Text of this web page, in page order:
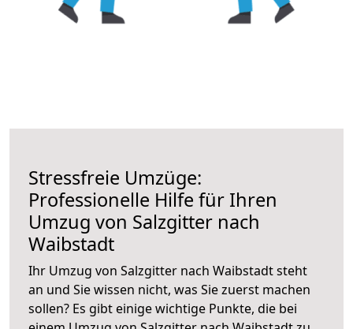
Stressfreie Umzüge:
Professionelle Hilfe für Ihren
Umzug von Salzgitter nach
Waibstadt
Ihr Umzug von Salzgitter nach Waibstadt steht
an und Sie wissen nicht, was Sie zuerst machen
sollen? Es gibt einige wichtige Punkte, die bei